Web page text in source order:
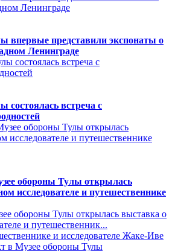
впервые представили экспонаты о
Ленинграде
состоялась встреча с
обороны Тулы открылась
исследователе и путешественнике
обороны Тулы открылась выставка о
и путешественник...